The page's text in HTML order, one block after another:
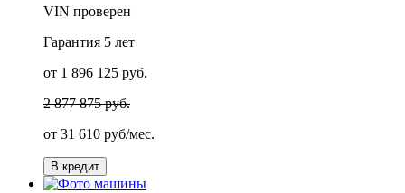
VIN проверен
Гарантия 5 лет
от 1 896 125 руб.
2 877 875 руб.
от 31 610 руб/мес.
В кредит